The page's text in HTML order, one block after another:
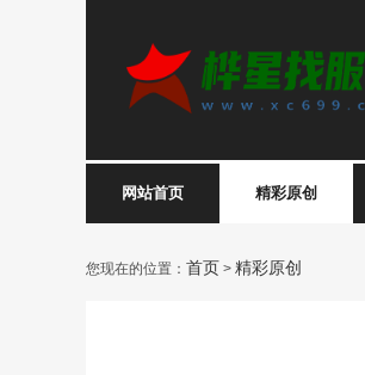
网站首页 精彩原创
您现在的位置： 首页 > 精彩原创